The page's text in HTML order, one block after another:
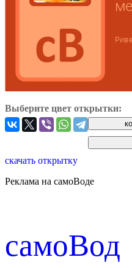
Выберите цвет открытки:
скачать открытку
Реклама на самоВоде
cамоВод